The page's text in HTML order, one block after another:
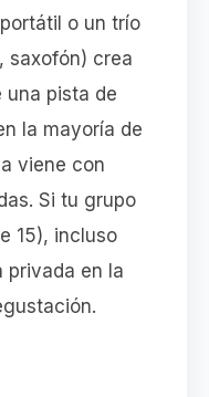
o un trío
saxofón) crea
una pista de
la mayoría de
viene con
Si tu grupo
15), incluso
privada en la